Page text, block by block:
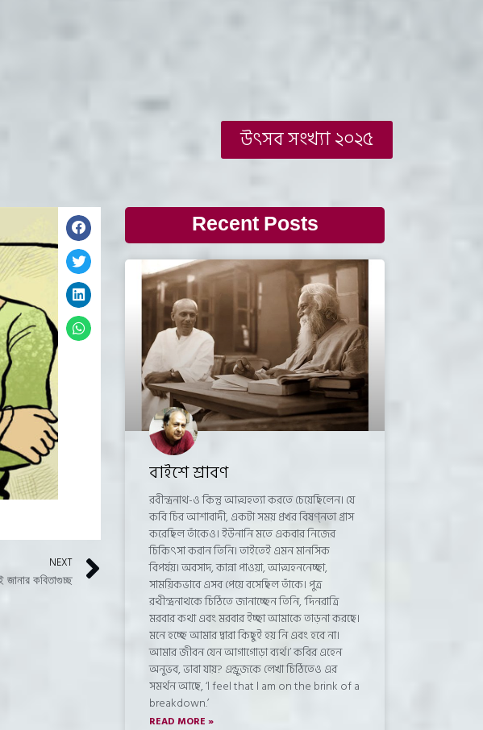
উৎসব সংখ্যা ২০২৫
NEXT
জানার কবিতাগুচ্ছ
Recent Posts
বাইশে শ্রাবণ
রবীন্দ্রনাথ-ও কিন্তু আত্মহত্যা করতে চেয়েছিলেন। যে
কবি চির আশাবাদী, একটা সময় প্রখর বিষণ্নতা গ্রাস
করেছিল তাঁকেও। ইউনানি মতে একবার নিজের
চিকিৎসা করান তিনি। তাইতেই এমন মানসিক
বিপর্যয়। অবসাদ, কান্না পাওয়া, আত্মহননেচ্ছা,
সাময়িকভাবে এসব পেয়ে বসেছিল তাঁকে। পুত্র
রথীন্দ্রনাথকে চিঠিতে জানাচ্ছেন তিনি, ‘দিনরাত্রি
মরবার কথা এবং মরবার ইচ্ছা আমাকে তাড়না করছে।
মনে হচ্ছে আমার দ্বারা কিছুই হয় নি এবং হবে না।
আমার জীবন যেন আগাগোড়া ব্যর্থ।’ কবির এহেন
অনুভব, ভাবা যায়? এন্ড্রুজকে লেখা চিঠিতেও এর
সমর্থন আছে, ‘l feel that l am on the brink of a
breakdown.’
READ MORE »